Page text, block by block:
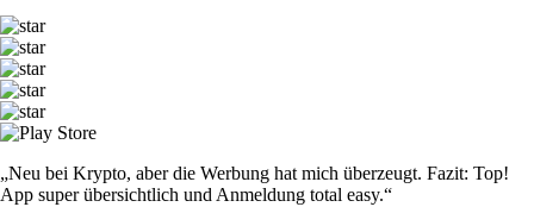
„Neu bei Krypto, aber die Werbung hat mich überzeugt. Fazit: Top!
App super übersichtlich und Anmeldung total easy.“